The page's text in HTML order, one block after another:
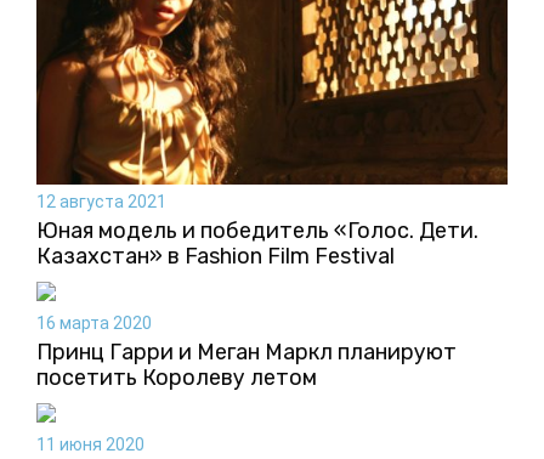
12 августа 2021
Юная модель и победитель «Голос. Дети.
Казахстан» в Fashion Film Festival
16 марта 2020
Принц Гарри и Меган Маркл планируют
посетить Королеву летом
11 июня 2020